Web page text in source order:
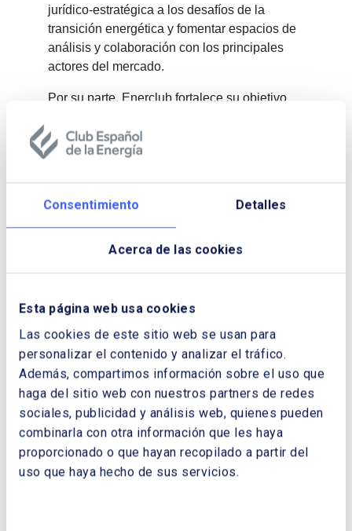
Consentimiento Detalles
Acerca de las cookies
Esta página web usa cookies
Las cookies de este sitio web se usan para
personalizar el contenido y analizar el tráfico.
Además, compartimos información sobre el uso que
haga del sitio web con nuestros partners de redes
sociales, publicidad y análisis web, quienes pueden
combinarla con otra información que les haya
proporcionado o que hayan recopilado a partir del
uso que haya hecho de sus servicios.
jurídico-estratégica a los desafíos de la
transición energética y fomentar espacios de
análisis y colaboración con los principales
actores del mercado.
Por su parte, Enerclub fortalece su objetivo
todas las voces relacionadas con el sector
energético y buscar, desde la máxima
transición energética.
Sobre BFE+
BFE+ es una boutique líder con sede en Lima
y de inversiones, así como en derecho
regulatorio y de competencia. Con 26 años
de experiencia, asesoramos a clientes de 37
países en Norteamérica, Latinoamérica,
Europa y Asia, aplicando derecho
internacional en 19 jurisdicciones.
Sobre Enerclub